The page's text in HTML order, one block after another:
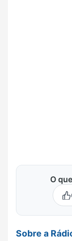
O
Sobre a